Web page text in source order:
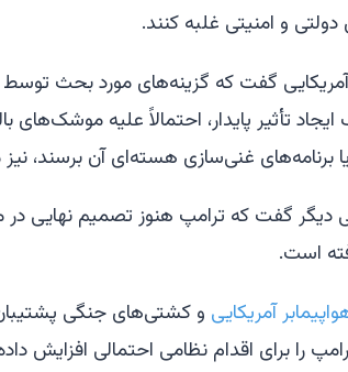
و امنیتی غلبه کنند.
آمریکایی گفت که گزینه‌های مورد بحث
ایجاد تأثیر پایدار، احتمالاً علیه
یا برنامه‌های غنی‌سازی هسته‌ای آن برسند،
دیگر گفت که ترامپ هنوز تصمیم نهایی در
است.
آمریکایی و کشتی‌های جنگی پشتیبان
را برای اقدام نظامی احتمالی افزایش